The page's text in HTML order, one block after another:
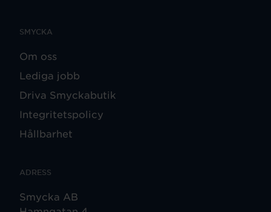
SMYCKA
Om oss
Lediga jobb
Driva Smyckabutik
Integritetspolicy
Hållbarhet
ADRESS
Smycka AB